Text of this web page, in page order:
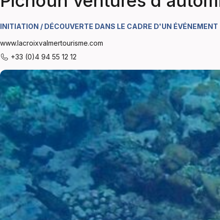
INITIATION / DÉCOUVERTE DANS LE CADRE D'UN ÉVÉNEMENT
www.lacroixvalmertourisme.com
+33 (0)4 94 55 12 12